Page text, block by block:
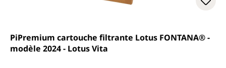
PiPremium cartouche filtrante Lotus FONTANA® -
modèle 2024 - Lotus Vita